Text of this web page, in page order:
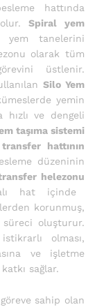
hattında
Spiral yem
yem tanelerini
olarak tüm
üstlenir.
Silo Yem
yemin
ve dengeli
taşıma sistemi
hattının
düzeninin
helezonu
hat içinde
korunmuş,
oluşturur.
olması,
ve işletme
sağlar.
sahip olan